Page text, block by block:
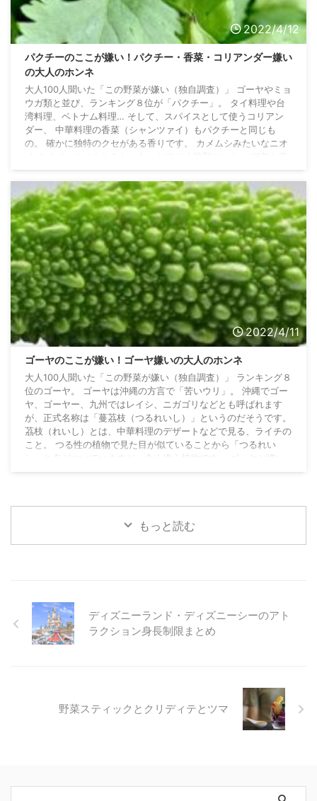
2022/4/12
パクチーのここが嫌い！パクチー・香菜・コリアンダー嫌い
の大人のホンネ
大人100人聞いた「この野菜が嫌い（独自調査）」 ゴーヤやミョ
ウガ類と並び、ランキング８位が「パクチー」。 タイ料理や台
湾料理、ベトナム料理… そして、スパイスとして使うコリアン
ダー、 中華料理の香菜（シャンツァイ）もパクチーと同じも
の。 確かに独特のクセがある香りです。 カメムシみたいなニオ
のが当たり前みたいな風潮で嫌になったから。 今まで味わった
ことがない臭さ・まずさ パクチー専門のお ...
2022/4/11
ゴーヤのここが嫌い！ゴーヤ嫌いの大人のホンネ
大人100人聞いた「この野菜が嫌い（独自調査）」 ランキング８
位のゴーヤ。 ゴーヤは沖縄の方言で「苦いウリ」。 沖縄でゴー
ヤ、ゴーヤー、九州ではレイシ、ニガゴリなどとも呼ばれます
が、正式名称は「蔓茘枝（つるれいし）」というのだそうです。
茘枝（れいし）とは、中華料理のデザートなどで見る、ライチの
こと。 つる性の植物で見た目が似ていることから「つるれい
し」と名がついていますが、全く違う植物です。 ゴーヤが嫌い
もっと読む
ディズニーランド・ディズニーシーのアト
ラクション身長制限まとめ
野菜スティックとクリディテとツマ